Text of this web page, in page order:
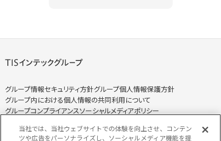
グループ情報セキュリティ方針グループ個人情報保護方針
グループ内における個人情報の共同利用について
グループコンプライアンスソーシャルメディアポリシー
当社では、当社ウェブサイトでの体験を向上させ、コンテン
ツや広告をパーソナライズし、ソーシャルメディア機能を提